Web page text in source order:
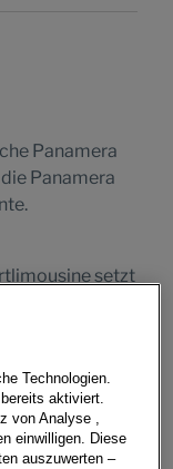
Panamera
Panamera
setzt
starke Sport
seiner
Technologien.
aktiviert.
von Analyse ,
einwilligen. Diese
auszuwerten –